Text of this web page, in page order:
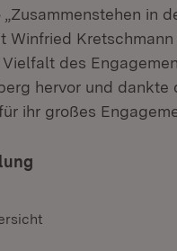
in
Winfried
des
hervor und dankte
ihr großes